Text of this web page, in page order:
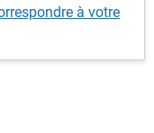
à votre